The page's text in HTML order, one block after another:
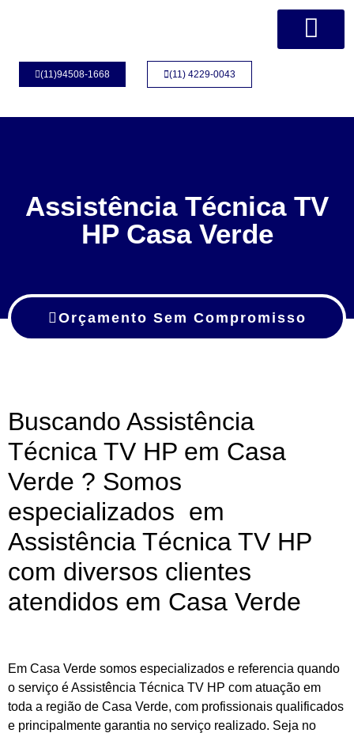
(11)94508-1668 (11) 4229-0043
Assistência Técnica TV
HP Casa Verde
Orçamento Sem Compromisso
Buscando Assistência
Técnica TV HP em Casa
Verde ? Somos
especializados em
Assistência Técnica TV HP
com diversos clientes
atendidos em Casa Verde
Em Casa Verde somos especializados e referencia quando
o serviço é Assistência Técnica TV HP com atuação em
toda a região de Casa Verde, com profissionais qualificados
e principalmente garantia no serviço realizado. Seja no